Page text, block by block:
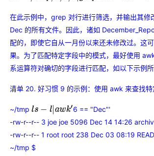
在此示例中，grep 对行进行筛选，并输出其修
Dec 的所有文件。因此，诸如
配的，即使它自从一月份以来还未修改过。这
果。为了匹配特定字段中的模式，最好使用
系运算符对确切的字段进行匹配，如以下示例所
清单 20. 好习惯 9 的示例：使用 awk 来查找
~/tmp ls− l|a w k′
6 == "Dec"'
-rw-r--r-- 3 joe joe 5096 Dec 14 14:26
-rw-r--r-- 1 root root 238 Dec 03 08:19
~/tmp $